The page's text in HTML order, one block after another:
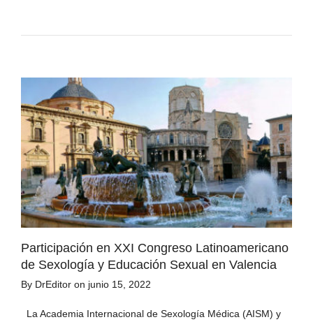
Participación en XXI Congreso Latinoamericano
de Sexología y Educación Sexual en Valencia
By DrEditor on junio 15, 2022
La Academia Internacional de Sexología Médica (AISM) y